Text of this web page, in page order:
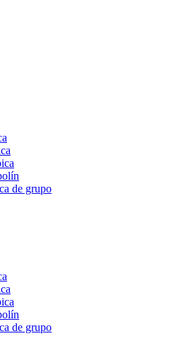
de grupo
de grupo